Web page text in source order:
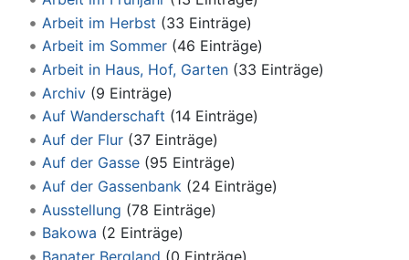
Arbeit im Herbst ‏‎ (33 Einträge)
Arbeit im Sommer‏‎ (46 Einträge)
Arbeit in Haus, Hof, Garten‏‎ (33 Einträge)
Archiv‏‎ (9 Einträge)
Auf Wanderschaft ‏‎ (14 Einträge)
Auf der Flur‏‎ (37 Einträge)
Auf der Gasse‏‎ (95 Einträge)
Auf der Gassenbank ‏‎ (24 Einträge)
Ausstellung ‏‎ (78 Einträge)
Bakowa ‏‎ (2 Einträge)
Banater Bergland ‏‎ (0 Einträge)